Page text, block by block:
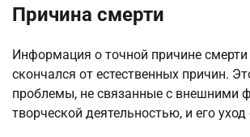
Причина смерти
Информация о точной причине
скончался от естественных причин.
проблемы, не связанные с внешними
творческой деятельностью, и его